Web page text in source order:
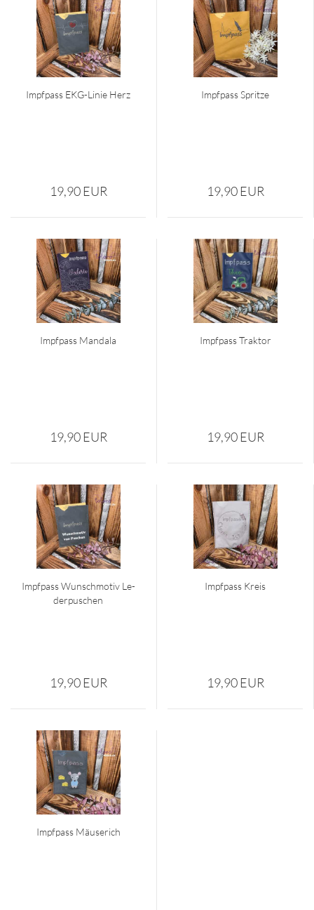
Impf­pass EKG-​Linie Herz
19,90 EUR
Impf­pass Sprit­ze
19,90 EUR
Impf­pass Man­da­la
19,90 EUR
Impf­pass Trak­tor
19,90 EUR
Impf­pass Wunsch­mo­tiv Le­
der­pu­schen
19,90 EUR
Impf­pass Kreis
19,90 EUR
Impf­pass Mäu­se­rich